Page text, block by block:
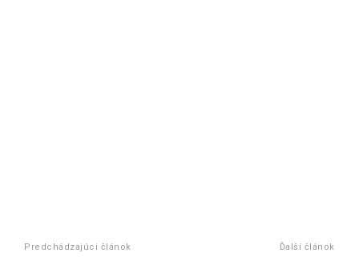
Predchádzajúci článok Ďalší článok